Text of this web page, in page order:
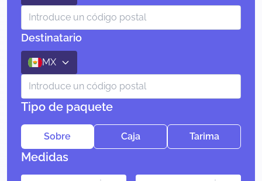
Destinatario
MX
Tipo de paquete
Sobre Caja Tarima
Medidas